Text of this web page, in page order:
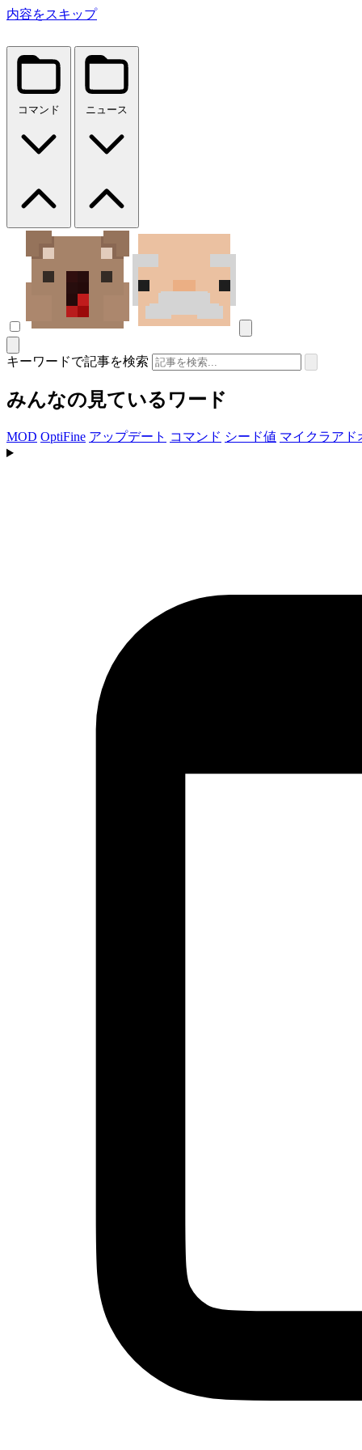
内容をスキップ
コマンド ニュース
キーワードで記事を検索
みんなの見ているワード
MOD OptiFine アップデート コマンド シード値 マイクラアド